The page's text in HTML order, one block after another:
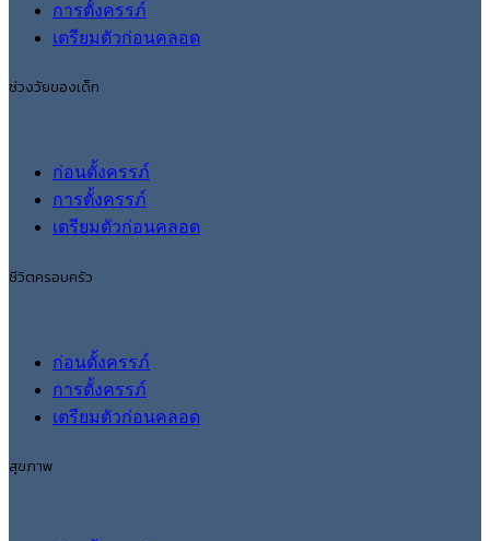
การตั้งครรภ์
เตรียมตัวก่อนคลอด
ช่วงวัยของเด็ก
ก่อนตั้งครรภ์
การตั้งครรภ์
เตรียมตัวก่อนคลอด
ชีวิตครอบครัว
ก่อนตั้งครรภ์
การตั้งครรภ์
เตรียมตัวก่อนคลอด
สุขภาพ